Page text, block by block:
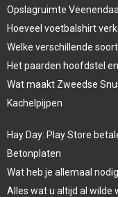
Opslagruimte
Hoeveel voetbalshirt
Welke verschillende
Het paarden hoofdstel
Wat maakt Zweedse
Kachelpijpen
Hay Day: Play Store
Betonplaten
Wat heb je allemaal
Alles wat u altijd al wilde